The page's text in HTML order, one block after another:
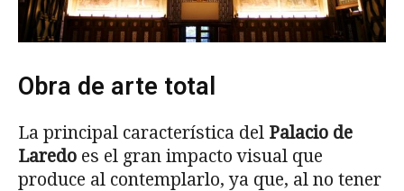
Obra de arte total
La principal característica del Palacio de
Laredo es el gran impacto visual que
produce al contemplarlo, ya que, al no tener